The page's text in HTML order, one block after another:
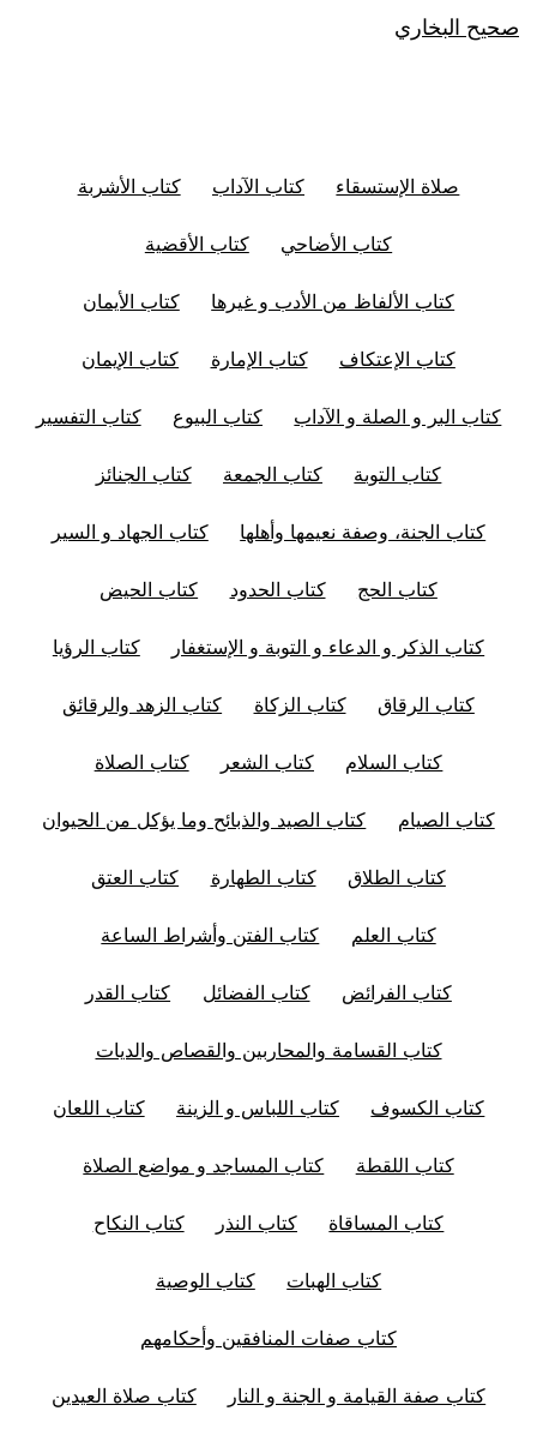
صحيح البخاري
صلاة الإستسقاء كتاب الآداب كتاب الأشربة
كتاب الأضاحي كتاب الأقضية
كتاب الألفاظ من الأدب و غيرها كتاب الأيمان
كتاب الإعتكاف كتاب الإمارة كتاب الإيمان
كتاب البر و الصلة و الآداب كتاب البيوع كتاب التفسير
كتاب التوبة كتاب الجمعة كتاب الجنائز
كتاب الجنة، وصفة نعيمها وأهلها كتاب الجهاد و السير
كتاب الحج كتاب الحدود كتاب الحيض
كتاب الذكر و الدعاء و التوبة و الإستغفار كتاب الرؤيا
كتاب الرقاق كتاب الزكاة كتاب الزهد والرقائق
كتاب السلام كتاب الشعر كتاب الصلاة
كتاب الصيام كتاب الصيد والذبائح وما يؤكل من الحيوان
كتاب الطلاق كتاب الطهارة كتاب العتق
كتاب العلم كتاب الفتن وأشراط الساعة
كتاب الفرائض كتاب الفضائل كتاب القدر
كتاب القسامة والمحاربين والقصاص والديات
كتاب الكسوف كتاب اللباس و الزينة كتاب اللعان
كتاب اللقطة كتاب المساجد و مواضع الصلاة
كتاب المساقاة كتاب النذر كتاب النكاح
كتاب الهبات كتاب الوصية
كتاب صفات المنافقين وأحكامهم
كتاب صفة القيامة و الجنة و النار كتاب صلاة العيدين